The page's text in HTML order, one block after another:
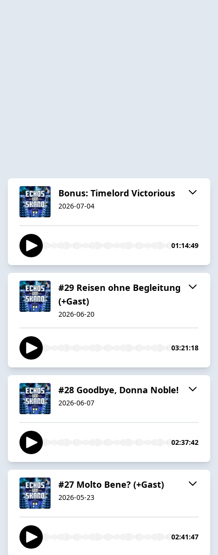
Bonus: Timelord Victorious
2026-07-04
01:14:49
#29 Reisen ohne Begleitung
(+Gast)
2026-06-20
03:21:18
#28 Goodbye, Donna Noble!
2026-06-07
02:37:42
#27 Molto Bene? (+Gast)
2026-05-23
02:41:47